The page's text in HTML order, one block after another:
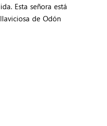
Esta señora está
de Odón